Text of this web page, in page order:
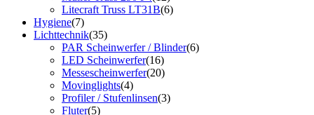
Litecraft Truss LT31B(6)
Hygiene(7)
Lichttechnik(35)
PAR Scheinwerfer / Blinder(6)
LED Scheinwerfer(16)
Messescheinwerfer(20)
Movinglights(4)
Profiler / Stufenlinsen(3)
Fluter(5)